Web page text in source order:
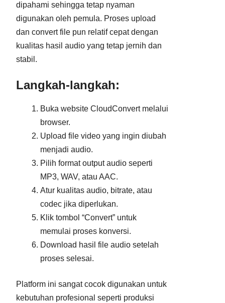
dipahami sehingga tetap nyaman
digunakan oleh pemula. Proses upload
dan convert file pun relatif cepat dengan
kualitas hasil audio yang tetap jernih dan
stabil.
Langkah-langkah:
Buka website CloudConvert melalui
browser.
Upload file video yang ingin diubah
menjadi audio.
Pilih format output audio seperti
MP3, WAV, atau AAC.
Atur kualitas audio, bitrate, atau
codec jika diperlukan.
Klik tombol “Convert” untuk
memulai proses konversi.
Download hasil file audio setelah
proses selesai.
Platform ini sangat cocok digunakan untuk
kebutuhan profesional seperti produksi